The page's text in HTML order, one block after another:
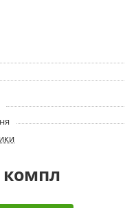
компл